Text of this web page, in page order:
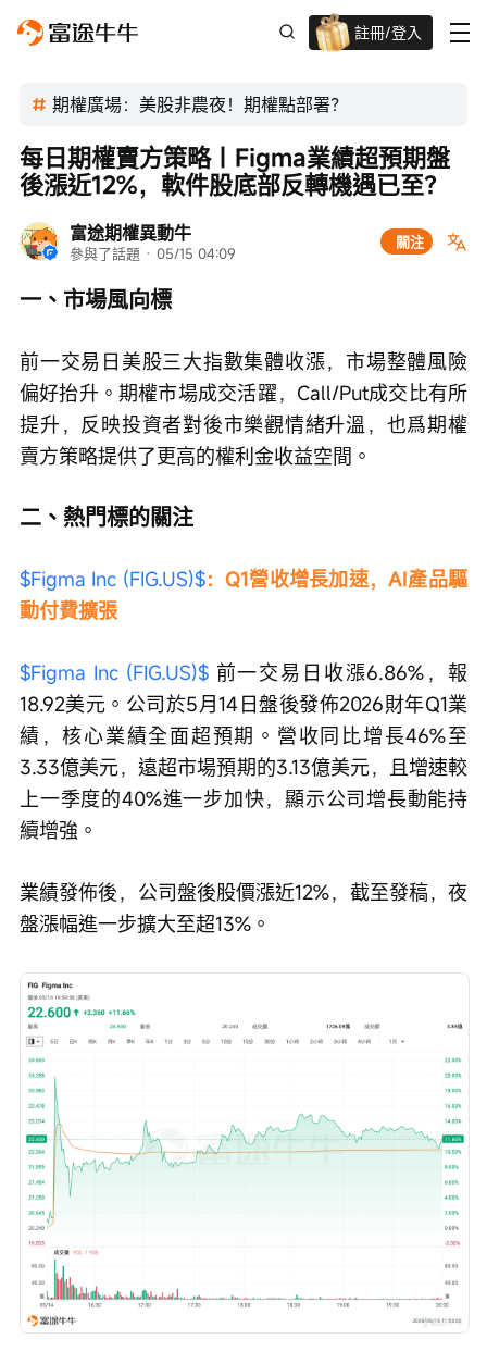
註冊/登入
期權廣場：美股非農夜！期權點部署？
富途期權異動牛
參與了話題 · 05/15 04:09
關注
每日期權賣方策略｜Figma業績超預期盤
後漲近12%，軟件股底部反轉機遇已至？
一、市場風向標
前一交易日美股三大指數集體收漲，市場整體風險
偏好抬升。期權市場成交活躍，Call/Put成交比有所
提升，反映投資者對後市樂觀情緒升溫，也爲期權
賣方策略提供了更高的權利金收益空間。
二、熱門標的關注
$Figma Inc (FIG.US)$：Q1營收增長加速，AI產品驅
動付費擴張
$Figma Inc (FIG.US)$ 前一交易日收漲6.86%，報
18.92美元。公司於5月14日盤後發佈2026財年Q1業
績，核心業績全面超預期。營收同比增長46%至
3.33億美元，遠超市場預期的3.13億美元，且增速較
上一季度的40%進一步加快，顯示公司增長動能持
續增強。
業績發佈後，公司盤後股價漲近12%，截至發稿，夜
盤漲幅進一步擴大至超13%。